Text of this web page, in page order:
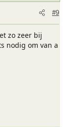
#9
zo zeer bij
nodig om van a